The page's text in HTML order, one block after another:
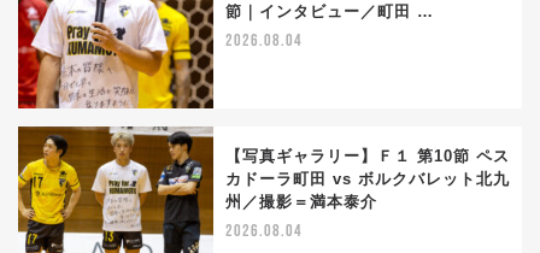
節｜インタビュー／町田 …
2026.08.04
【写真ギャラリー】Ｆ１ 第10節 ペス
カドーラ町田 vs ボルクバレット北九
州／撮影＝満本泰介
2026.08.04